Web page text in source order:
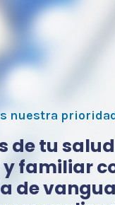
nuestra
de tu salud
familiar
de